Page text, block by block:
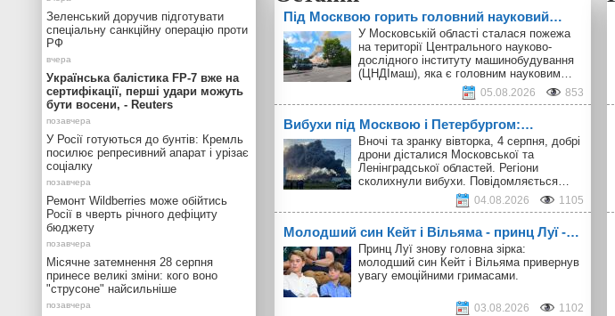
Під Москвою горить головний науковий…
У Московській області сталася пожежа
на території Центрального науково-
дослідного інституту машинобудування
(ЦНДІмаш), яка є головним науковим…
05.08.2026 853
Вибухи під Москвою і Петербургом:…
Вночі та зранку вівторка, 4 серпня, добрі
дрони дісталися Московської та
Ленінградської областей. Регіони
сколихнули вибухи. Повідомляється…
04.08.2026 1105
Молодший син Кейт і Вільяма - принц Луї -…
Принц Луї знову головна зірка:
молодший син Кейт і Вільяма привернув
увагу емоційними гримасами.
03.08.2026 1102
Зеленський доручив підготувати
спеціальну санкційну операцію проти
РФ
Українська балістика FP-7 вже на
сертифікації, перші удари можуть
бути восени, - Reuters
У Росії готуються до бунтів: Кремль
посилює репресивний апарат і урізає
соціалку
Ремонт Wildberries може обійтись
Росії в чверть річного дефіциту
бюджету
Місячне затемнення 28 серпня
принесе великі зміни: кого воно
"струсоне" найсильніше